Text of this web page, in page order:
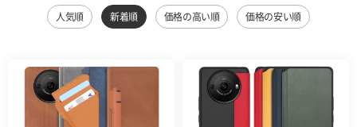
人気順 新着順 価格の高い順 価格の安い順